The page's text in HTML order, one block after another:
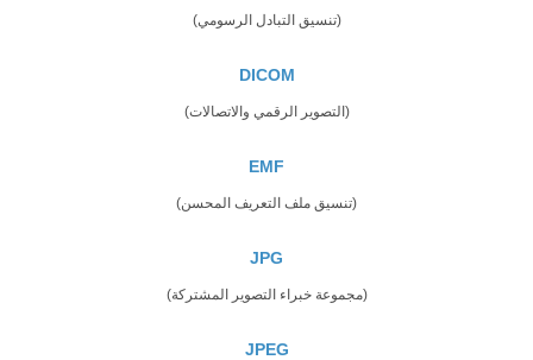
(تنسيق التبادل الرسومي)
DICOM
(التصوير الرقمي والاتصالات)
EMF
(تنسيق ملف التعريف المحسن)
JPG
(مجموعة خبراء التصوير المشتركة)
JPEG